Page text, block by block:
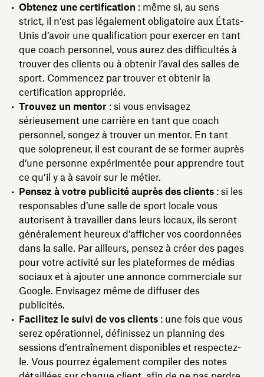
Obtenez une certification : même si, au sens
strict, il n’est pas légalement obligatoire aux États-
Unis d’avoir une qualification pour exercer en tant
que coach personnel, vous aurez des difficultés à
trouver des clients ou à obtenir l’aval des salles de
sport. Commencez par trouver et obtenir la
certification appropriée.
Trouvez un mentor : si vous envisagez
sérieusement une carrière en tant que coach
personnel, songez à trouver un mentor. En tant
que solopreneur, il est courant de se former auprès
d’une personne expérimentée pour apprendre tout
ce qu’il y a à savoir sur le métier.
Pensez à votre publicité auprès des clients : si les
responsables d’une salle de sport locale vous
autorisent à travailler dans leurs locaux, ils seront
généralement heureux d’afficher vos coordonnées
dans la salle. Par ailleurs, pensez à créer des pages
pour votre activité sur les plateformes de médias
sociaux et à ajouter une annonce commerciale sur
Google. Envisagez même de diffuser des
publicités.
Facilitez le suivi de vos clients : une fois que vous
serez opérationnel, définissez un planning des
sessions d’entraînement disponibles et respectez-
le. Vous pourrez également compiler des notes